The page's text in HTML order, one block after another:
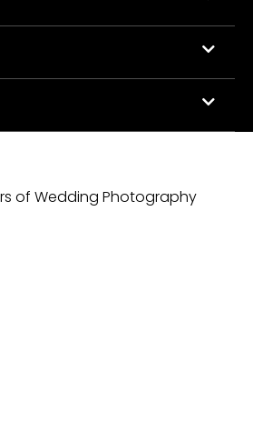
of Wedding Photography